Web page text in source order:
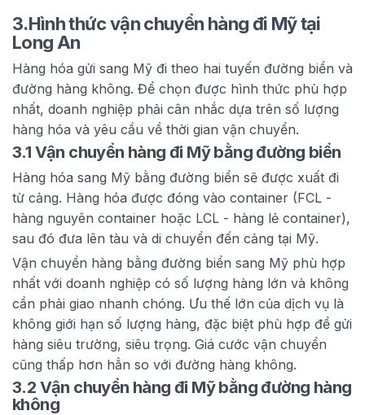
3.Hình thức vận chuyển hàng đi Mỹ tại
Long An
Hàng hóa gửi sang Mỹ đi theo hai tuyến đường biển và
đường hàng không. Để chọn được hình thức phù hợp
nhất, doanh nghiệp phải cân nhắc dựa trên số lượng
hàng hóa và yêu cầu về thời gian vận chuyển.
3.1 Vận chuyển hàng đi Mỹ bằng đường biển
Hàng hóa sang Mỹ bằng đường biển sẽ được xuất đi
từ cảng. Hàng hóa được đóng vào container (FCL -
hàng nguyên container hoặc LCL - hàng lẻ container),
sau đó đưa lên tàu và di chuyển đến cảng tại Mỹ.
Vận chuyển hàng bằng đường biển sang Mỹ phù hợp
nhất với doanh nghiệp có số lượng hàng lớn và không
cần phải giao nhanh chóng. Ưu thế lớn của dịch vụ là
không giới hạn số lượng hàng, đặc biệt phù hợp để gửi
hàng siêu trường, siêu trọng. Giá cước vận chuyển
cũng thấp hơn hẳn so với đường hàng không.
3.2 Vận chuyển hàng đi Mỹ bằng đường hàng
không